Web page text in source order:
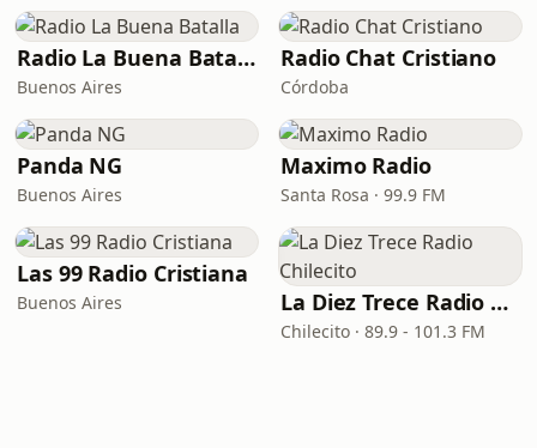
Radio La Buena Batalla
Buenos Aires
Radio Chat Cristiano
Córdoba
Panda NG
Buenos Aires
Maximo Radio
Santa Rosa · 99.9 FM
Las 99 Radio Cristiana
Buenos Aires La Diez Trece Radio Chilecito
Chilecito · 89.9 - 101.3 FM